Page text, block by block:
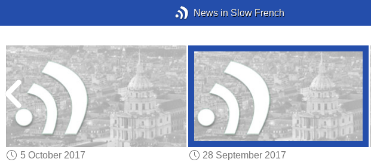
News in Slow French
5 October 2017
28 September 2017